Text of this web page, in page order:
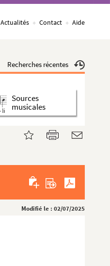
Actualités Contact Aide
Recherches récentes
Sources
musicales
Modifié le : 02/07/2025